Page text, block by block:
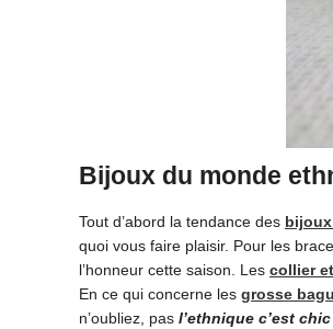
Bijoux du monde
Tout d’abord la tendance des
quoi vous faire plaisir. Pour les
l’honneur cette saison. Les collier
En ce qui concerne les grosse
n’oubliez, pas l’ethnique c’est